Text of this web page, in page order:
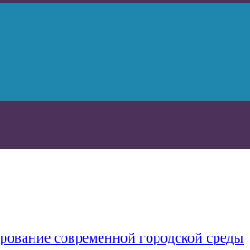
современной городской среды